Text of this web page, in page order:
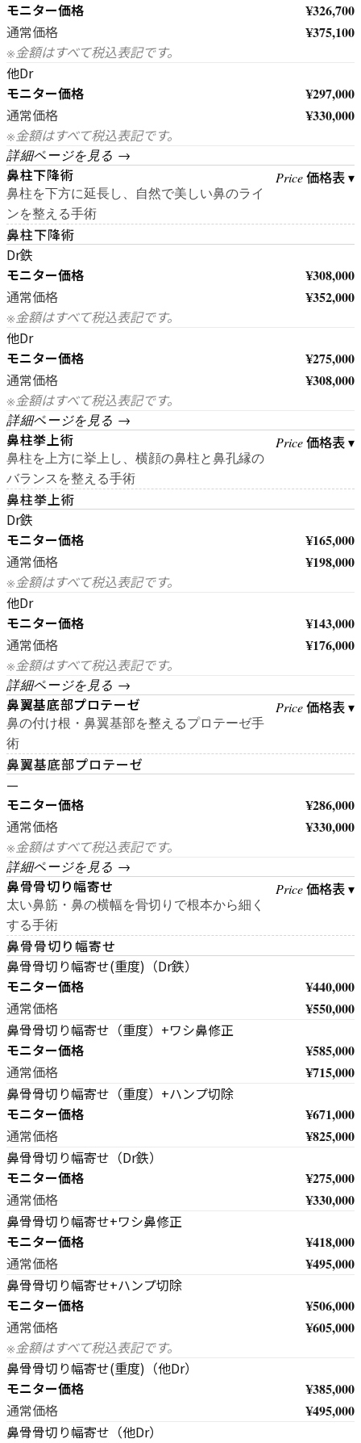
モニター価格 ¥326,700
通常価格 ¥375,100
※金額はすべて税込表記です。
他Dr
モニター価格 ¥297,000
通常価格 ¥330,000
※金額はすべて税込表記です。
詳細ページを見る →
鼻柱下降術
鼻柱を下方に延長し、自然で美しい鼻のライ
ンを整える手術
Price価格表 ▾
鼻柱下降術
Dr鉄
モニター価格 ¥308,000
通常価格 ¥352,000
※金額はすべて税込表記です。
他Dr
モニター価格 ¥275,000
通常価格 ¥308,000
※金額はすべて税込表記です。
詳細ページを見る →
鼻柱挙上術
鼻柱を上方に挙上し、横顔の鼻柱と鼻孔縁の
バランスを整える手術
Price価格表 ▾
鼻柱挙上術
Dr鉄
モニター価格 ¥165,000
通常価格 ¥198,000
※金額はすべて税込表記です。
他Dr
モニター価格 ¥143,000
通常価格 ¥176,000
※金額はすべて税込表記です。
詳細ページを見る →
鼻翼基底部プロテーゼ
鼻の付け根・鼻翼基部を整えるプロテーゼ手
術
Price価格表 ▾
鼻翼基底部プロテーゼ
—
モニター価格 ¥286,000
通常価格 ¥330,000
※金額はすべて税込表記です。
詳細ページを見る →
鼻骨骨切り幅寄せ
太い鼻筋・鼻の横幅を骨切りで根本から細く
する手術
Price価格表 ▾
鼻骨骨切り幅寄せ
鼻骨骨切り幅寄せ(重度)（Dr鉄）
モニター価格 ¥440,000
通常価格 ¥550,000
鼻骨骨切り幅寄せ（重度）+ワシ鼻修正
モニター価格 ¥585,000
通常価格 ¥715,000
鼻骨骨切り幅寄せ（重度）+ハンプ切除
モニター価格 ¥671,000
通常価格 ¥825,000
鼻骨骨切り幅寄せ（Dr鉄）
モニター価格 ¥275,000
通常価格 ¥330,000
鼻骨骨切り幅寄せ+ワシ鼻修正
モニター価格 ¥418,000
通常価格 ¥495,000
鼻骨骨切り幅寄せ+ハンプ切除
モニター価格 ¥506,000
通常価格 ¥605,000
※金額はすべて税込表記です。
鼻骨骨切り幅寄せ(重度)（他Dr）
モニター価格 ¥385,000
通常価格 ¥495,000
鼻骨骨切り幅寄せ（他Dr）